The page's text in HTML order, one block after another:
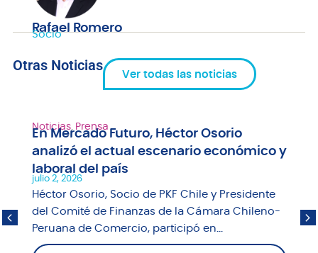
Rafael Romero
Socio
Otras Noticias
Ver todas las noticias
Noticias, Prensa
En Mercado Futuro, Héctor Osorio
analizó el actual escenario económico y
laboral del país
julio 2, 2026
Héctor Osorio, Socio de PKF Chile y Presidente
del Comité de Finanzas de la Cámara Chileno-
Peruana de Comercio, participó en...